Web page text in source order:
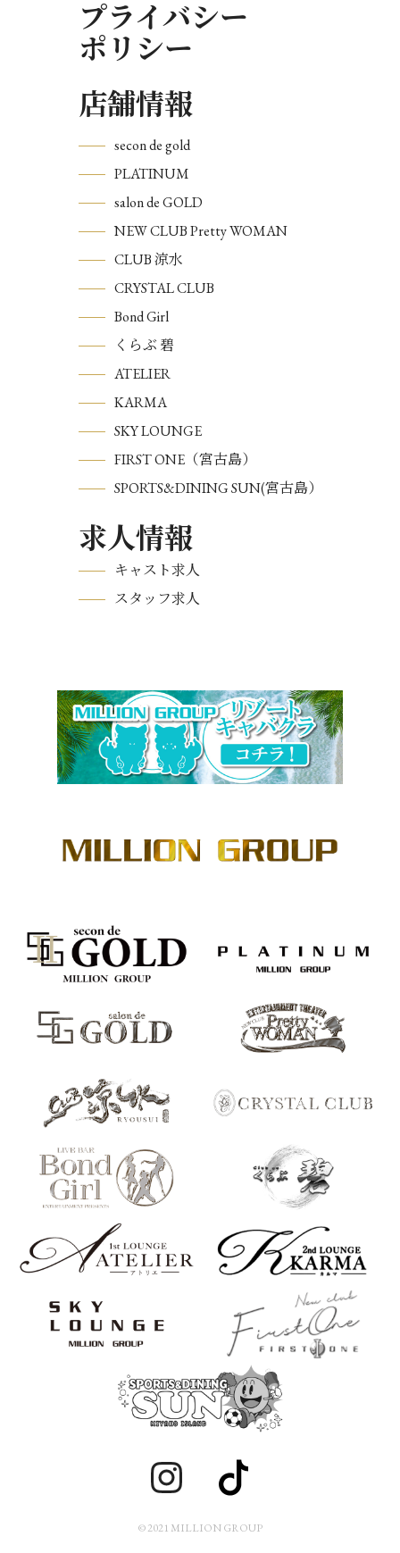
プライバシー
ポリシー
店舗情報
secon de gold
PLATINUM
salon de GOLD
NEW CLUB Pretty WOMAN
CLUB 涼水
CRYSTAL CLUB
Bond Girl
くらぶ 碧
ATELIER
KARMA
SKY LOUNGE
FIRST ONE（宮古島）
SPORTS&DINING SUN(宮古島）
求人情報
キャスト求人
スタッフ求人
© 2021 MILLION GROUP